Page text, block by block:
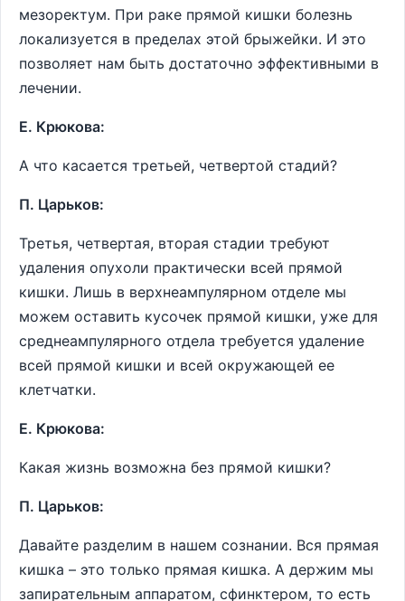
мезоректум. При раке прямой кишки болезнь
локализуется в пределах этой брыжейки. И это
позволяет нам быть достаточно эффективными в
лечении.
Е. Крюкова:
А что касается третьей, четвертой стадий?
П. Царьков:
Третья, четвертая, вторая стадии требуют
удаления опухоли практически всей прямой
кишки. Лишь в верхнеампулярном отделе мы
можем оставить кусочек прямой кишки, уже для
среднеампулярного отдела требуется удаление
всей прямой кишки и всей окружающей ее
клетчатки.
Е. Крюкова:
Какая жизнь возможна без прямой кишки?
П. Царьков:
Давайте разделим в нашем сознании. Вся прямая
кишка – это только прямая кишка. А держим мы
запирательным аппаратом, сфинктером, то есть